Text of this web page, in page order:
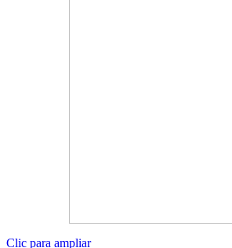
Clic para ampliar